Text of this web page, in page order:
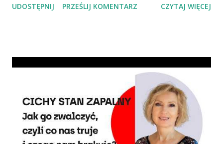
Wiadomo, że czerwone mięso zwiększa ryzyko nowotworów,
składników? Talerz, nie słupki Albo inaczej – czy przechodząc na
wegetarianizm, a zwłaszcza weganizm, trzeba się liczyć z tym, że
wszystkie składniki będzie się skrupulatnie sumowało w
słupkach? – Nie ma takiej potrzeby – uspokaja Agata Radosh,
prezes Stowarzyszenia Promocji Zdrowego Stylu Życia – Sięgnij
Po Zdrowie. – Choć owszem, gdy chcemy nauczyć się podstaw
UDOSTĘPNIJ PRZEŚLIJ KOMENTARZ CZYTAJ WIĘCEJ